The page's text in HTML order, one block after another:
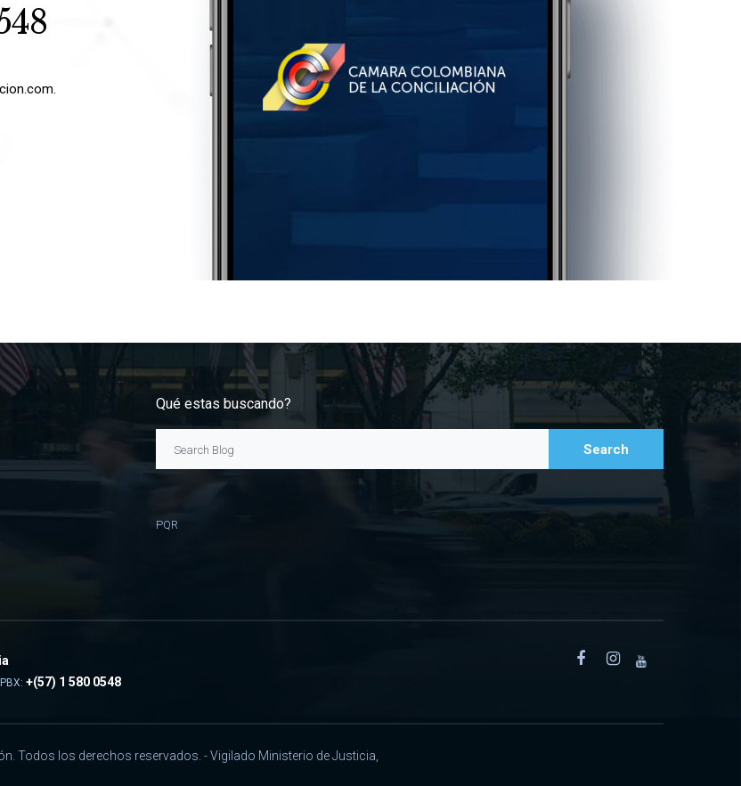
Qué estas buscando?
Search Blog Search
PQR
PBX: +(57) 1 580 0548
Todos los derechos reservados. - Vigilado Ministerio de Justicia,